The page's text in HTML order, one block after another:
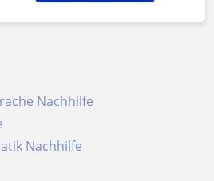
Nachhilfe
Nachhilfe